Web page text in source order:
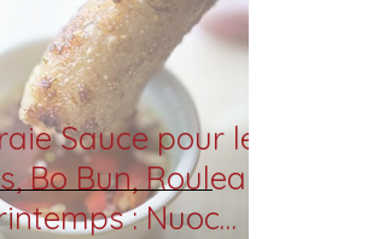
Sauce pour les
Bo Bun, Rouleaux
: Nuoc